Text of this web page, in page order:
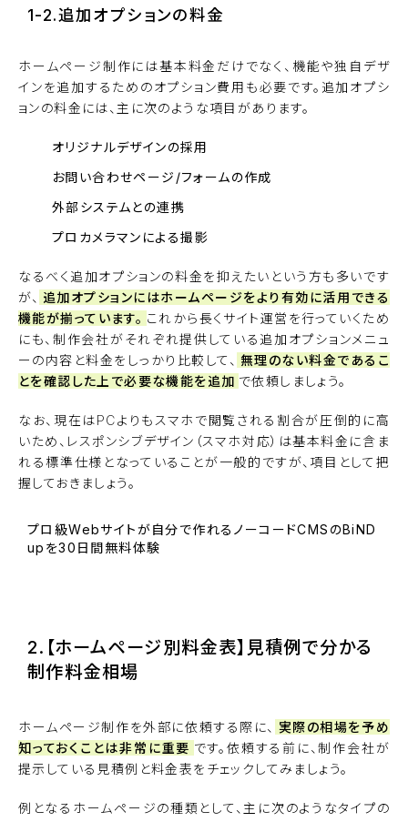
1-2.追加オプションの料金
ホームページ制作には基本料金だけでなく、機能や独自デザ
インを追加するためのオプション費用も必要です。追加オプシ
ョンの料金には、主に次のような項目があります。
オリジナルデザインの採用
お問い合わせページ/フォームの作成
外部システムとの連携
プロカメラマンによる撮影
なるべく追加オプションの料金を抑えたいという方も多いです
が、 追加オプションにはホームページをより有効に活用できる
機能が揃っています。 これから長くサイト運営を行っていくため
にも、制作会社がそれぞれ提供している追加オプションメニュ
ーの内容と料金をしっかり比較して、 無理のない料金であるこ
とを確認した上で必要な機能を追加 で依頼しましょう。
なお、現在はPCよりもスマホで閲覧される割合が圧倒的に高
いため、レスポンシブデザイン（スマホ対応）は基本料金に含ま
れる標準仕様となっていることが一般的ですが、項目として把
握しておきましょう。
プロ級Webサイトが自分で作れるノーコードCMSのBiND
upを30日間無料体験
2.【ホームページ別料金表】見積例で分かる
制作料金相場
ホームページ制作を外部に依頼する際に、 実際の相場を予め
知っておくことは非常に重要 です。依頼する前に、制作会社が
提示している見積例と料金表をチェックしてみましょう。
例となるホームページの種類として、主に次のようなタイプの